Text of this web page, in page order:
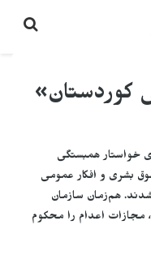
کوردستان»
خواستار همبستگی
بشری و افکار عمومی
هم‌زمان سازمان
مجازات اعدام را محکوم